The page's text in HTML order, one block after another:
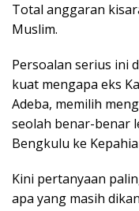
Total anggaran
Muslim.
Persoalan serius ini
kuat mengapa eks
Adeba, memilih
seolah benar-benar
Bengkulu ke
Kini pertanyaan
apa yang masih